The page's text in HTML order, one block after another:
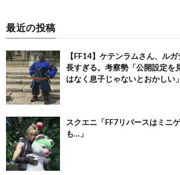
最近の投稿
【FF14】ケテンラムさん、ル
長すぎる。考察勢「公開設定を
はなく息子じゃないとおかしい」
スクエニ「FF7リバースはミニ
も…」